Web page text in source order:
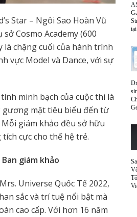
Star – Ngôi Sao Hoàn Vũ
Cosmo Academy (600
là chặng cuối của hành trình
vực Model và Dance, với sự
minh bạch của cuộc thi là
gương mặt tiêu biểu đến từ
giám khảo đều sở hữu
cực cho thế hệ trẻ.
giám khảo
Universe Quốc Tế 2022,
sắc và trí tuệ nổi bật mà
cao cấp. Với hơn 16 năm